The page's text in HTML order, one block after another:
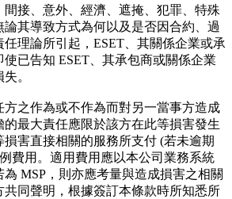
間接、意外、經濟、遮掩、犯罪、特殊
其導致方式為何以及是否因合約、過
理論所引起，ESET、其關係企業或承
已告知 ESET、其承包商或關係企業
。
方之作為或不作為而對另一當事方造成
的最大責任應限於該方在此等損害發生
害直接相關的服務所支付 (若未逾期
費用。適用費用應以本公司業務系統
為 MSP，則亦應考量與造成損害之相關
共同聲明，根據簽訂本條款時所知悉所